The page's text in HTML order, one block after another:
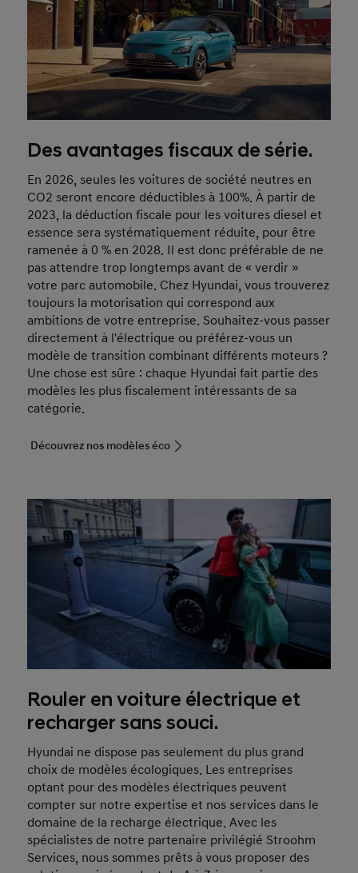
Des avantages fiscaux de série.
En 2026, seules les voitures de société neutres en
CO2 seront encore déductibles à 100%. À partir de
2023, la déduction fiscale pour les voitures diesel et
essence sera systématiquement réduite, pour être
ramenée à 0 % en 2028. Il est donc préférable de ne
pas attendre trop longtemps avant de « verdir »
votre parc automobile. Chez Hyundai, vous trouverez
toujours la motorisation qui correspond aux
ambitions de votre entreprise. Souhaitez-vous passer
directement à l'électrique ou préférez-vous un
modèle de transition combinant différents moteurs ?
Une chose est sûre : chaque Hyundai fait partie des
modèles les plus fiscalement intéressants de sa
catégorie.
Découvrez nos modèles éco
Rouler en voiture électrique et
recharger sans souci.
Hyundai ne dispose pas seulement du plus grand
choix de modèles écologiques. Les entreprises
optant pour des modèles électriques peuvent
compter sur notre expertise et nos services dans le
domaine de la recharge électrique. Avec les
spécialistes de notre partenaire privilégié Stroohm
Services, nous sommes prêts à vous proposer des